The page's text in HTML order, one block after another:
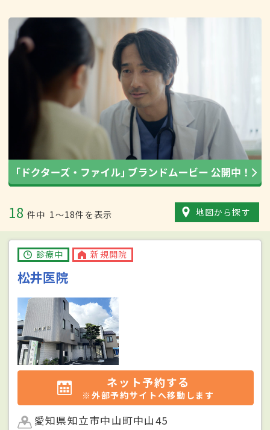
18 件中 1〜18件を表示 地図から探す
診療中 新規開院
松井医院
ネット予約する
※外部予約サイトへ移動します
愛知県知立市中山町中山45